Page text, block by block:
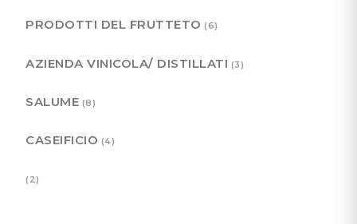
PRODOTTI DEL FRUTTETO (6)
AZIENDA VINICOLA/ DISTILLATI (3)
SALUME (8)
CASEIFICIO (4)
(2)